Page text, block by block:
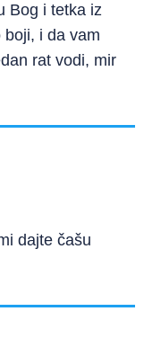
Bog i tetka iz
i da vam
rat vodi, mir
dajte čašu